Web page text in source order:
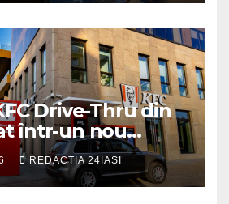
Drive-Thru din
într-un nou
cu peste 400
și servicii
non-stop
REDACTIA 24IASI